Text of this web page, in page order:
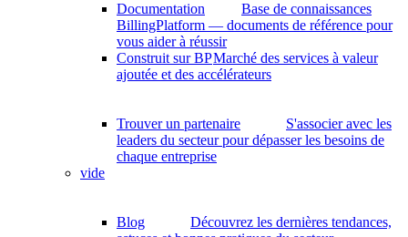
Documentation
Base de connaissances
BillingPlatform — documents de référence pour
vous aider à réussir
Construit sur BPMarché des services à valeur
ajoutée et des accélérateurs
Trouver un partenaire
S'associer avec les
leaders du secteur pour dépasser les besoins de
chaque entreprise
vide
Blog
Découvrez les dernières tendances,